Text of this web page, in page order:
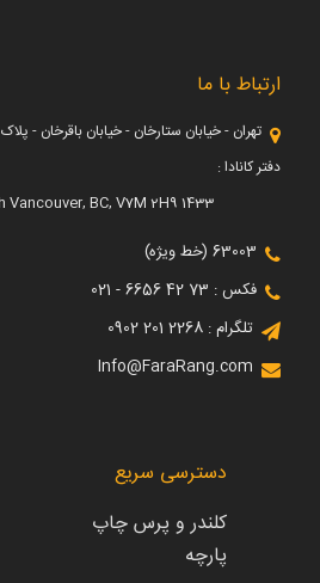
ارتباط با ما
تهران - خیابان ستارخان - خیابان باقرخان - پلاک ۱۰۹ ( ساختمان فرا )
دفتر کانادا :
1433 Lonsdale Avenue, North Vancouver, BC, V7M 2H9
63003 (خط ویژه)
فکس : 73 42 6656 - 021
تلگرام : 2268 201 0902
Info@FaraRang.com
دسترسی سریع
کلندر و پرس چاپ
پارچه